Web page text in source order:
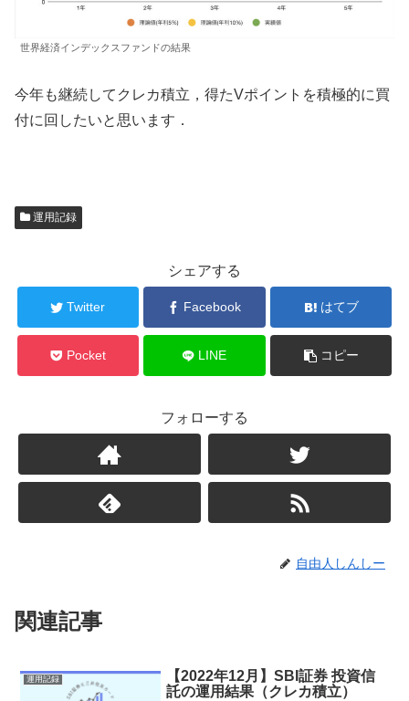
世界経済インデックスファンドの結果
今年も継続してクレカ積立，得たVポイントを積極的に買
付に回したいと思います．
運用記録
シェアする
Twitter Facebook はてブ
Pocket LINE コピー
フォローする
自由人しんしー
関連記事
運用記録
【2022年12月】SBI証券 投資信
託の運用結果（クレカ積立）